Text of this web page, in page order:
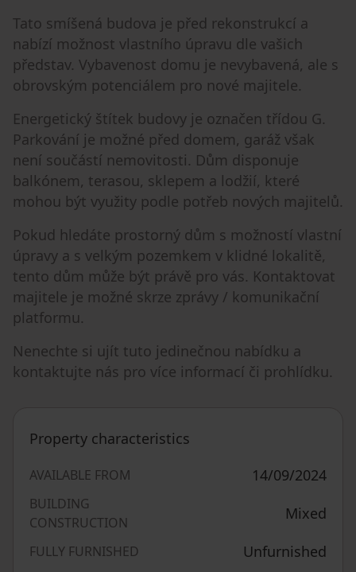
Tato smíšená budova je před rekonstrukcí a
nabízí možnost vlastního úpravu dle vašich
představ. Vybavenost domu je nevybavená, ale s
obrovským potenciálem pro nové majitele.
Energetický štítek budovy je označen třídou G.
Parkování je možné před domem, garáž však
není součástí nemovitosti. Dům disponuje
balkónem, terasou, sklepem a lodžií, které
mohou být využity podle potřeb nových majitelů.
Pokud hledáte prostorný dům s možností vlastní
úpravy a s velkým pozemkem v klidné lokalitě,
tento dům může být právě pro vás. Kontaktovat
majitele je možné skrze zprávy / komunikační
platformu.
Nenechte si ujít tuto jedinečnou nabídku a
kontaktujte nás pro více informací či prohlídku.
Property characteristics
AVAILABLE FROM 14/09/2024
BUILDING
CONSTRUCTION
Mixed
FULLY FURNISHED Unfurnished